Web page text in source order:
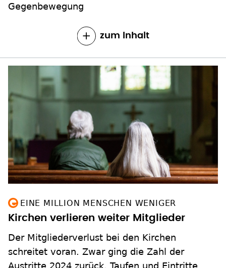
Gegenbewegung
zum Inhalt
EINE MILLION MENSCHEN WENIGER
Kirchen verlieren weiter Mitglieder
Der Mitgliederverlust bei den Kirchen
schreitet voran. Zwar ging die Zahl der
Austritte 2024 zurück. Taufen und Eintritte